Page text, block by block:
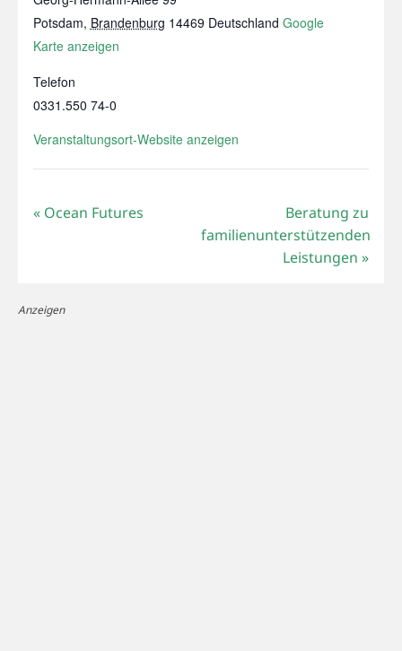
Potsdam, Brandenburg 14469 Deutschland Google
Karte anzeigen
Telefon
0331.550 74-0
Veranstaltungsort-Website anzeigen
«Ocean Futures
Beratung zu
familienunterstützenden
Leistungen»
Anzeigen